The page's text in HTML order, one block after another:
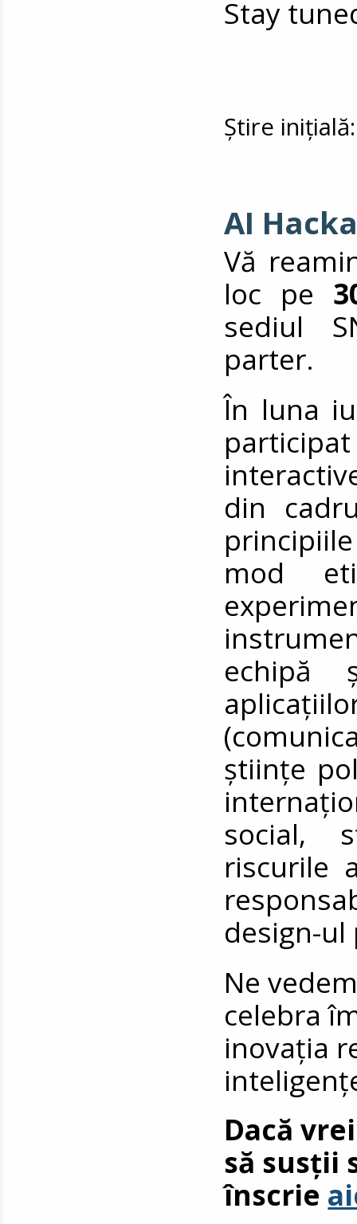
Stay
Știre
AI
Vă
loc pe
sediul
parter.
În luna
din
mod
echipă
științe
social,
riscurile
design-
Ne
celebra
inovația
Dacă
să susții
înscrie